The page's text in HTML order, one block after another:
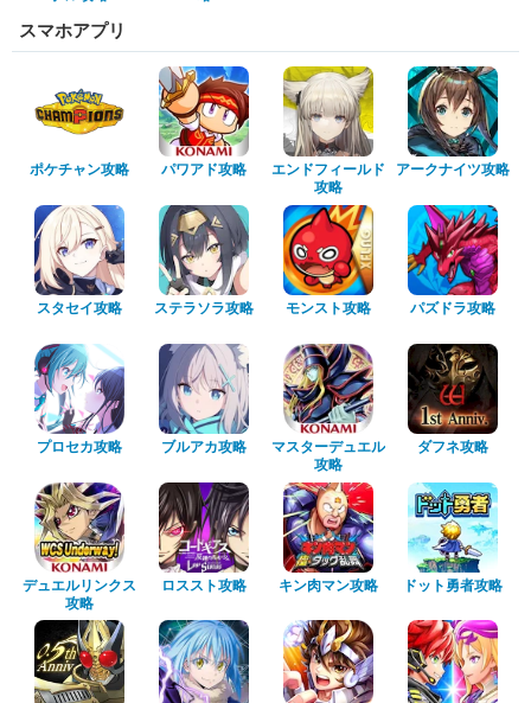
スマホアプリ
ポケチャン攻略 パワアド攻略
エンドフィールド
攻略
アークナイツ攻略
スタセイ攻略 ステラソラ攻略 モンスト攻略 パズドラ攻略
プロセカ攻略 ブルアカ攻略
マスターデュエル
攻略
ダフネ攻略
デュエルリンクス
攻略
ロススト攻略 キン肉マン攻略 ドット勇者攻略